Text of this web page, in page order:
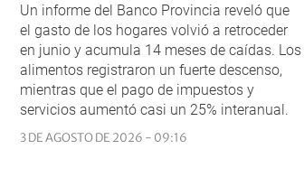
Un informe del Banco Provincia reveló que
el gasto de los hogares volvió a retroceder
en junio y acumula 14 meses de caídas. Los
alimentos registraron un fuerte descenso,
mientras que el pago de impuestos y
servicios aumentó casi un 25% interanual.
3 DE AGOSTO DE 2026 - 09:16